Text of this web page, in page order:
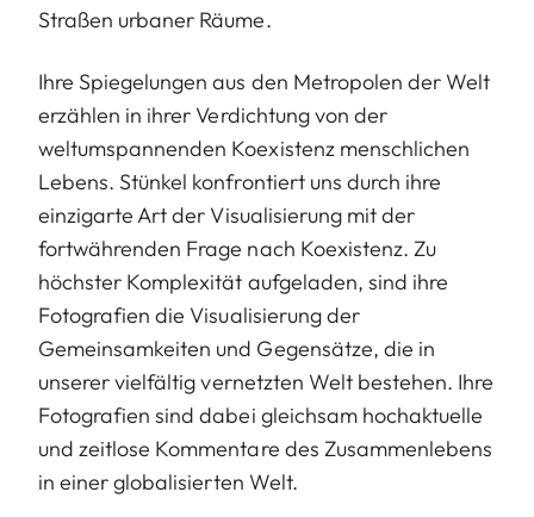
Straßen urbaner Räume.
Ihre Spiegelungen aus den Metropolen der Welt
erzählen in ihrer Verdichtung von der
weltumspannenden Koexistenz menschlichen
Lebens. Stünkel konfrontiert uns durch ihre
einzigarte Art der Visualisierung mit der
fortwährenden Frage nach Koexistenz. Zu
höchster Komplexität aufgeladen, sind ihre
Fotografien die Visualisierung der
Gemeinsamkeiten und Gegensätze, die in
unserer vielfältig vernetzten Welt bestehen. Ihre
Fotografien sind dabei gleichsam hochaktuelle
und zeitlose Kommentare des Zusammenlebens
in einer globalisierten Welt.